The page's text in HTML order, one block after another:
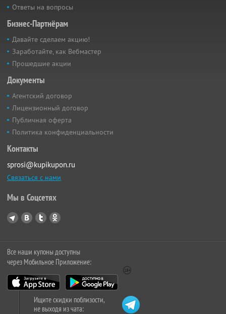
Ответы на вопросы
Бизнес-Партнёрам
Давайте сделаем акцию!
Заработайте, как Вебмастер
Прошедшие акции
Документы
Агентский договор
Лицензионный договор
Публичная оферта
Политика конфиденциальности
Контакты
sprosi@kupikupon.ru
Связаться с нами
Мы в Соцсетях
Все наши купоны доступны
через Мобильное Приложение:
Ищите скидки поблизости,
не выходя из чата: